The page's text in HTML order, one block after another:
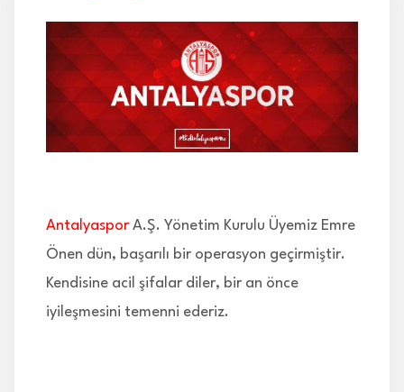
TARAFTAR
BRANŞLAR
HABERLER
Antalyaspor A.Ş. Yönetim Kurulu Üyemiz Emre
Önen dün, başarılı bir operasyon geçirmiştir.
Kendisine acil şifalar diler, bir an önce
iyileşmesini temenni ederiz.